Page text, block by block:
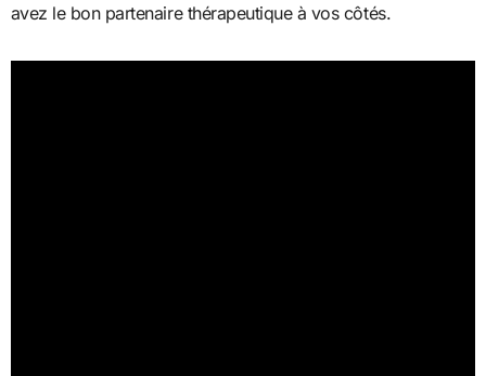
avez le bon partenaire thérapeutique à vos côtés.